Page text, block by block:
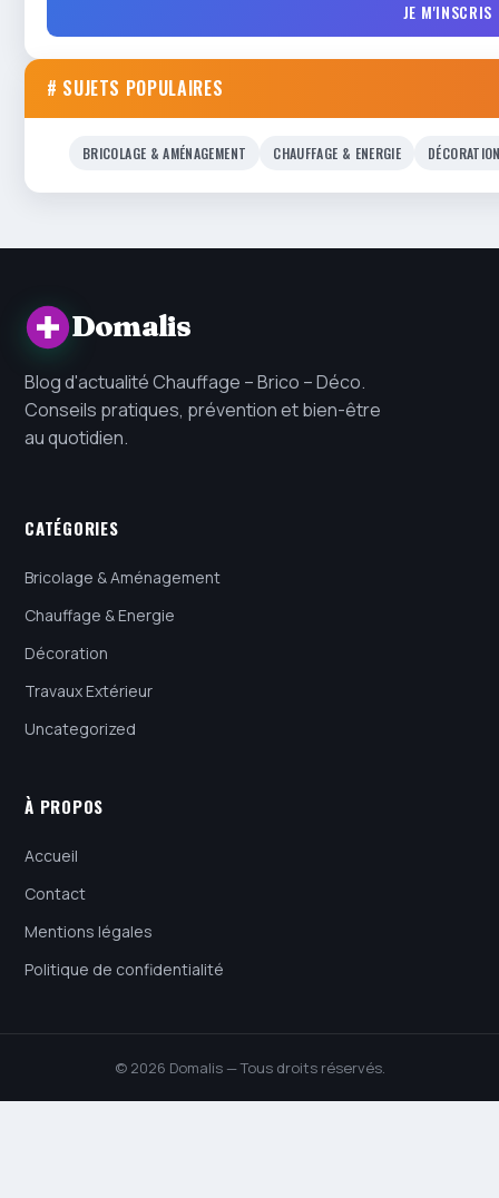
JE M'INSCRIS
# SUJETS POPULAIRES
BRICOLAGE & AMÉNAGEMENT CHAUFFAGE & ENERGIE
Domalis
Blog d'actualité Chauffage – Brico – Déco.
Conseils pratiques, prévention et bien-être
au quotidien.
CATÉGORIES
Bricolage & Aménagement
Chauffage & Energie
Décoration
Travaux Extérieur
Uncategorized
À PROPOS
Accueil
Contact
Mentions légales
Politique de confidentialité
© 2026 Domalis — Tous droits réservés.